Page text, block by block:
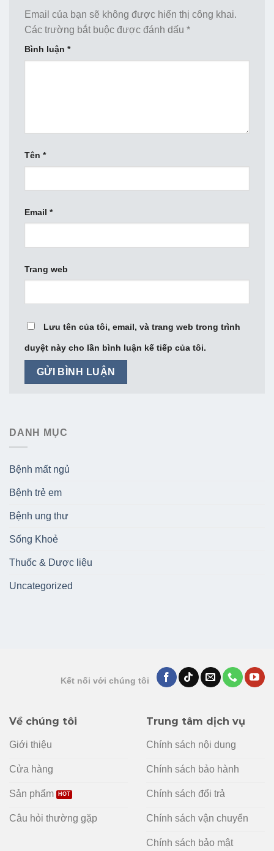
Email của bạn sẽ không được hiển thị công khai.
Các trường bắt buộc được đánh dấu *
Bình luận *
Tên *
Email *
Trang web
Lưu tên của tôi, email, và trang web trong trình
duyệt này cho lần bình luận kế tiếp của tôi.
DANH MỤC
Bệnh mất ngủ
Bệnh trẻ em
Bệnh ung thư
Sống Khoẻ
Thuốc & Dược liệu
Uncategorized
Kết nối với chúng tôi
Về chúng tôi
Giới thiệu
Cửa hàng
Sản phẩm
Câu hỏi thường gặp
Trung tâm dịch vụ
Chính sách nội dung
Chính sách bảo hành
Chính sách đổi trả
Chính sách vận chuyển
Chính sách bảo mật